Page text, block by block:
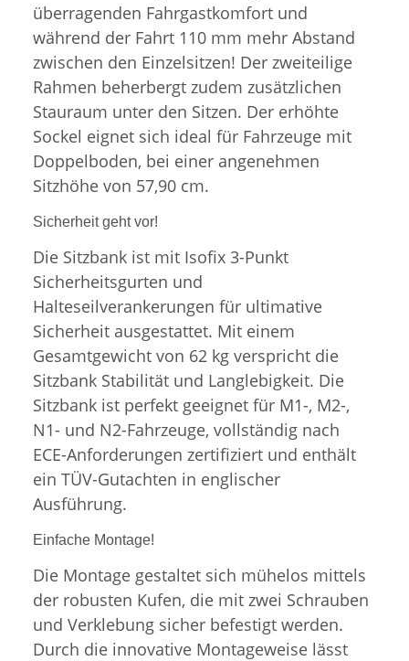
überragenden Fahrgastkomfort und
während der Fahrt 110 mm mehr Abstand
zwischen den Einzelsitzen! Der zweiteilige
Rahmen beherbergt zudem zusätzlichen
Stauraum unter den Sitzen. Der erhöhte
Sockel eignet sich ideal für Fahrzeuge mit
Doppelboden, bei einer angenehmen
Sitzhöhe von 57,90 cm.
Sicherheit geht vor!
Die Sitzbank ist mit Isofix 3-Punkt
Sicherheitsgurten und
Halteseilverankerungen für ultimative
Sicherheit ausgestattet. Mit einem
Gesamtgewicht von 62 kg verspricht die
Sitzbank Stabilität und Langlebigkeit. Die
Sitzbank ist perfekt geeignet für M1-, M2-,
N1- und N2-Fahrzeuge, vollständig nach
ECE-Anforderungen zertifiziert und enthält
ein TÜV-Gutachten in englischer
Ausführung.
Einfache Montage!
Die Montage gestaltet sich mühelos mittels
der robusten Kufen, die mit zwei Schrauben
und Verklebung sicher befestigt werden.
Durch die innovative Montageweise lässt